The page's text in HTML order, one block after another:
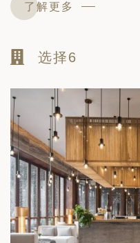
了解更多
选择6